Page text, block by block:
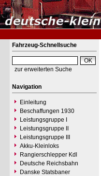
Fahrzeug-Schnellsuche
zur erweiterten Suche
Navigation
Einleitung
Beschaffungen 1930
Leistungsgruppe I
Leistungsgruppe II
Leistungsgruppe III
Akku-Kleinloks
Rangierschlepper Kdl
Deutsche Reichsbahn
Danske Statsbaner